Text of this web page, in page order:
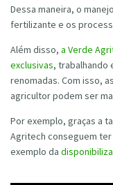
Dessa maneira, o
fertilizante e os
Além disso, a Verde
exclusivas, trabalhando
renomadas. Com isso,
agricultor podem ser
Por exemplo, graças a
Agritech conseguem
exemplo da